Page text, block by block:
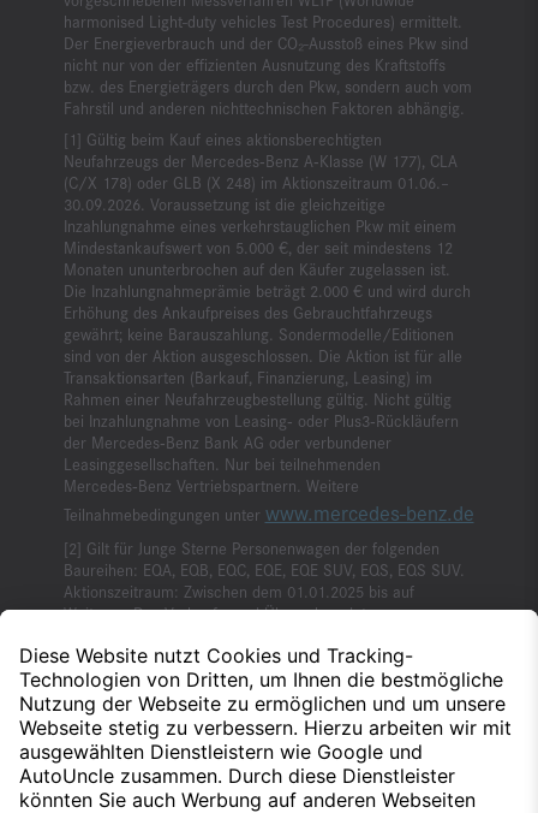
harmonised Light-duty vehicles Test Procedures) ermittelt.
Der Energieverbrauch und der CO₂-Ausstoß eines Pkw sind
nicht nur von der effizienten Ausnutzung des Kraftstoffs
bzw. des Energieträgers durch den Pkw, sondern auch vom
Fahrstil und anderen nichttechnischen Faktoren abhängig.
Gültig beim Kauf eines aktionsberechtigten
Neufahrzeugs der Mercedes‑Benz A‑Klasse (W 177), CLA
(C/X 178) oder GLB (X 248) im Aktionszeitraum 01.06.–
30.09.2026. Voraussetzung ist die gleichzeitige
Inzahlungnahme eines verkehrstauglichen Pkw mit einem
Mindestankaufswert von 5.000 €, der seit mindestens 12
Monaten ununterbrochen auf den Käufer zugelassen ist.
Die Inzahlungnahmeprämie beträgt 2.000 € und wird durch
Erhöhung des Ankaufpreises des Gebrauchtfahrzeugs
gewährt; keine Barauszahlung. Sondermodelle/Editionen
sind von der Aktion ausgeschlossen. Die Aktion ist für alle
Transaktionsarten (Barkauf, Finanzierung, Leasing) im
Rahmen einer Neufahrzeugbestellung gültig. Nicht gültig
bei Inzahlungnahme von Leasing‑ oder Plus3‑Rückläufern
der Mercedes‑Benz Bank AG oder verbundener
Leasinggesellschaften. Nur bei teilnehmenden
Mercedes‑Benz Vertriebspartnern. Weitere
Teilnahmebedingungen unter www.mercedes-benz.de
Gilt für Junge Sterne Personenwagen der folgenden
Baureihen: EQA, EQB, EQC, EQE, EQE SUV, EQS, EQS SUV.
Aktionszeitraum: Zwischen dem 01.01.2025 bis auf
Weiteres. Das Verkaufs- und Übernahmedatum an
teilnehmenden Junge Sterne Partnern. Die genauen
Teilnahmebedingungen erfragen Sie bitte bei Ihrem
Verkaufsberater. Die Garantiebedingungen der Mercedes-
Benz Junge Sterne Garantie (MBEQ-100) finden Sie hier.
Kontingent begrenzt.